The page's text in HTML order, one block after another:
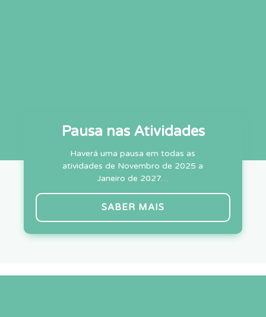
Pausa nas Atividades
Haverá uma pausa em todas as
atividades de Novembro de 2025 a
Janeiro de 2027…
SABER MAIS